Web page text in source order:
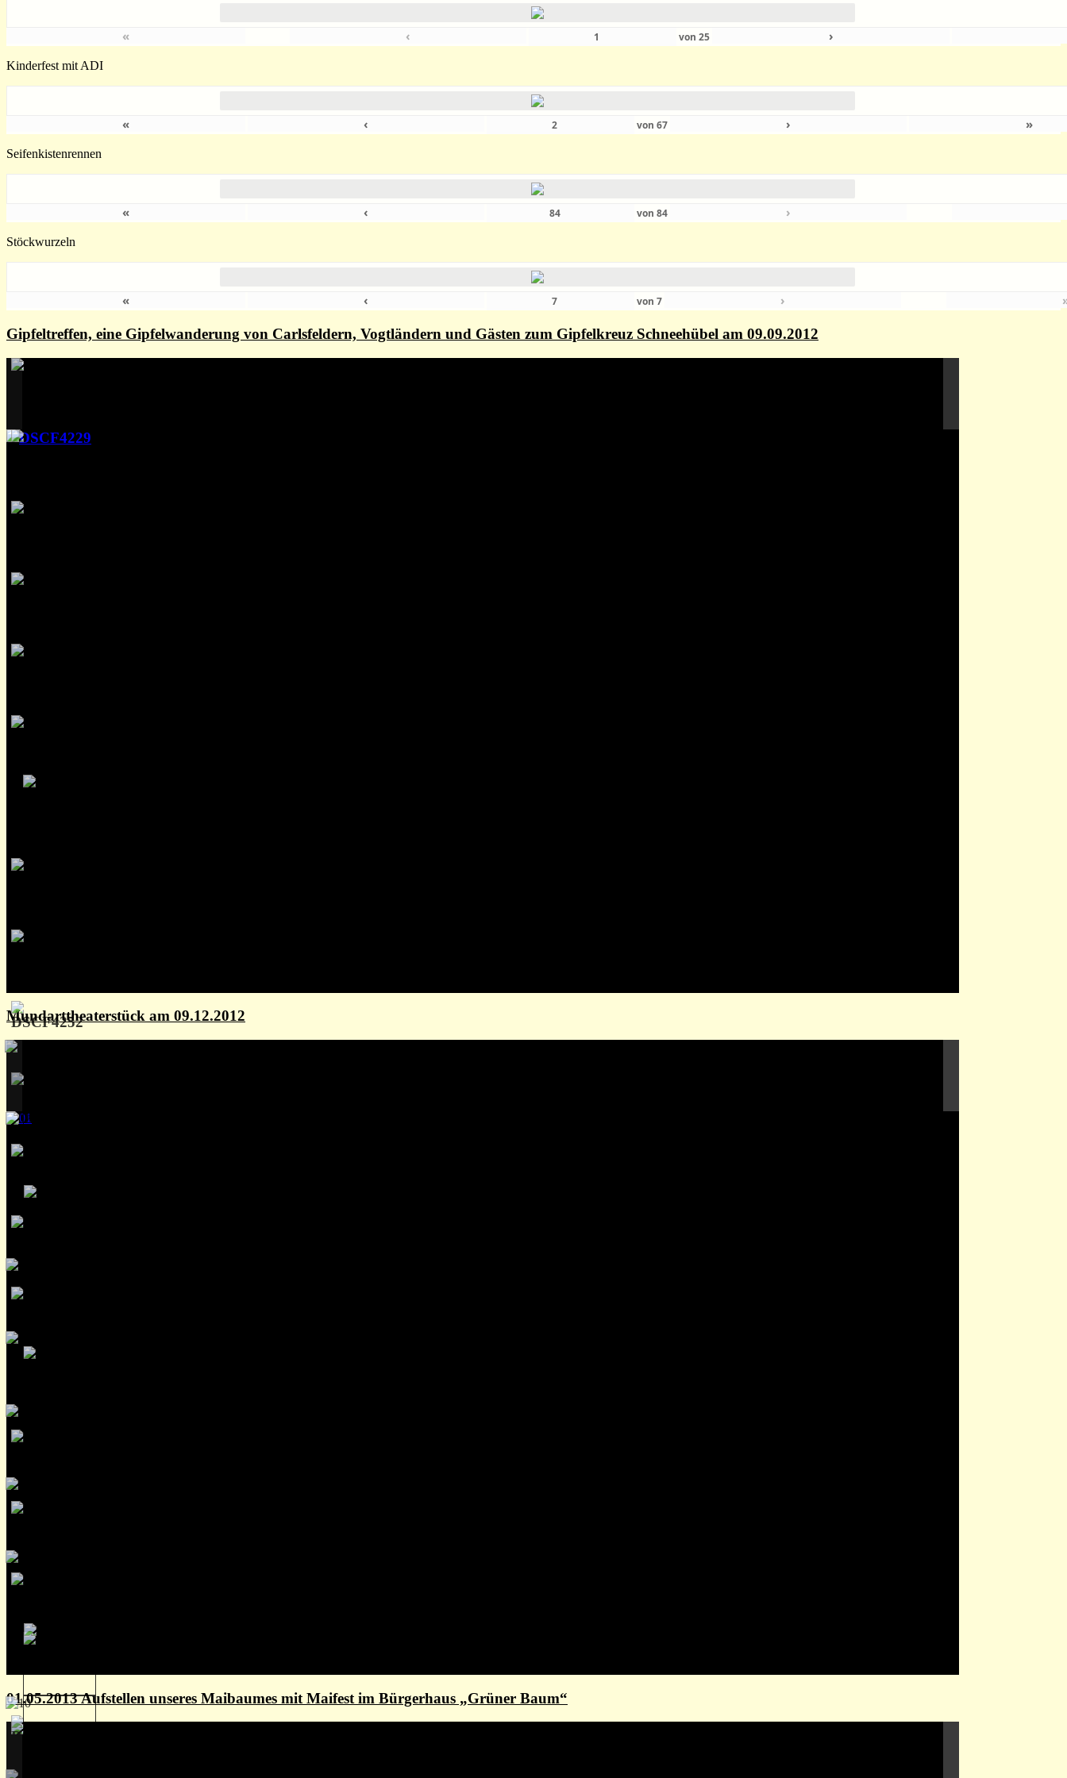
« ‹ von25 ›
Kinderfest mit ADI
« ‹ von67 › »
Seifenkistenrennen
« ‹ von84 ›
Stöckwurzeln
« ‹ von7 ›
Gipfeltreffen, eine Gipfelwanderung von Carlsfeldern, Vogtländern und Gästen zum Gipfelkreuz Schneehübel am 09.09.2012
Mundarttheaterstück am 09.12.2012
01.05.2013 Aufstellen unseres Maibaumes mit Maifest im Bürgerhaus „Grüner Baum“